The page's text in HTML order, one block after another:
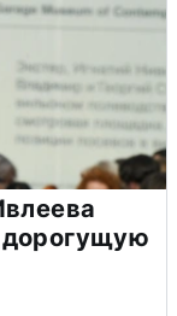
дорогущую